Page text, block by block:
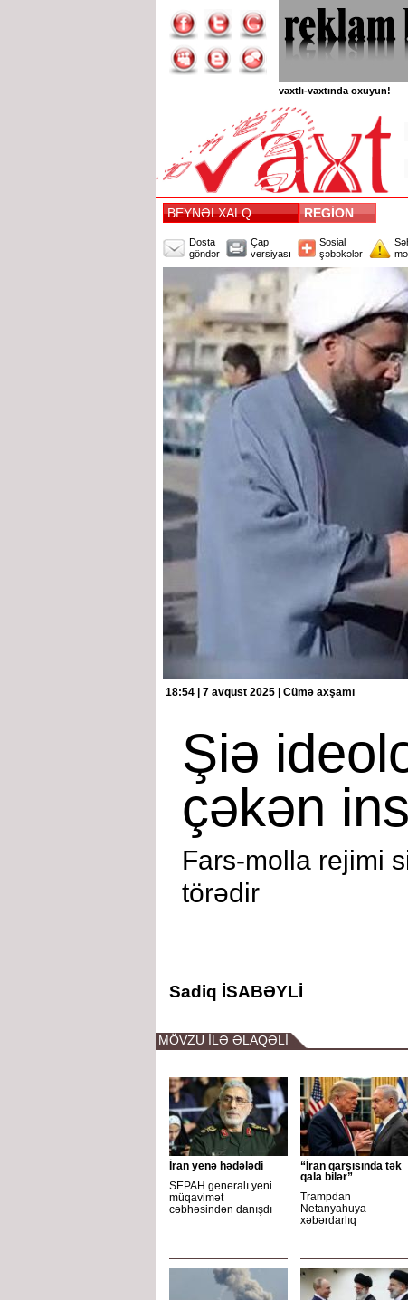
vaxtlı-vaxtında oxuyun!
BEYNƏLXALQ REGİON
Dosta
göndər
Çap
versiyası
Sosial
şəbəkələr
18:54 | 7 avqust 2025 | Cümə axşamı
Şiə
çəkən
Fars-molla rejimi
törədir
Sadiq İSABƏYLİ
MÖVZU İLƏ ƏLAQƏLİ
İran yenə hədələdi
SEPAH generalı yeni
müqavimət
cəbhəsindən danışdı
“İran qarşısında tək
qala bilər”
Trampdan
Netanyahuya
xəbərdarlıq